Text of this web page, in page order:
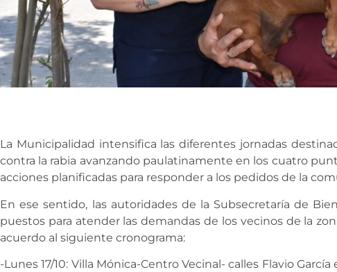
La Municipalidad intensifica las diferentes jornadas
contra la rabia avanzando paulatinamente en los cuatro
acciones planificadas para responder a los pedidos de la
En ese sentido, las autoridades de la Subsecretaría de
puestos para atender las demandas de los vecinos de la
acuerdo al siguiente cronograma:
-Lunes 17/10: Villa Mónica-Centro Vecinal- calles Flavio